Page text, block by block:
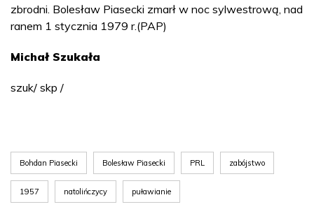
zbrodni. Bolesław Piasecki zmarł w noc sylwestrową, nad
ranem 1 stycznia 1979 r.(PAP)
Michał Szukała
szuk/ skp /
Bohdan Piasecki Bolesław Piasecki PRL zabójstwo
1957 natolińczycy puławianie